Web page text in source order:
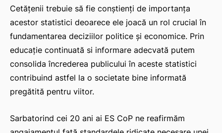
Cetățenii trebuie să fie conștienți de importanța
acestor statistici deoarece ele joacă un rol crucial în
fundamentarea deciziilor politice și economice. Prin
educație continuată si informare adecvată putem
consolida încrederea publicului în aceste statistici
contribuind astfel la o societate bine informată
pregătită pentru viitor.
Sarbatorind cei 20 ani ai ES CoP ne reafirmăm